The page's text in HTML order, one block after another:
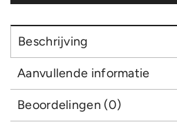
1
Beschrijving
Aanvullende informatie
Beoordelingen (0)